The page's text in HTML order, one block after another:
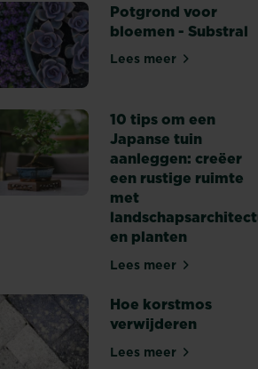
Potgrond voor
bloemen - Substral
Lees meerPotgrond voor
10 tips om een
Japanse tuin
aanleggen: creëer
een rustige ruimte
met
en planten
Lees meer10 tips om een
Hoe korstmos
verwijderen
Lees meerHoe korstmos